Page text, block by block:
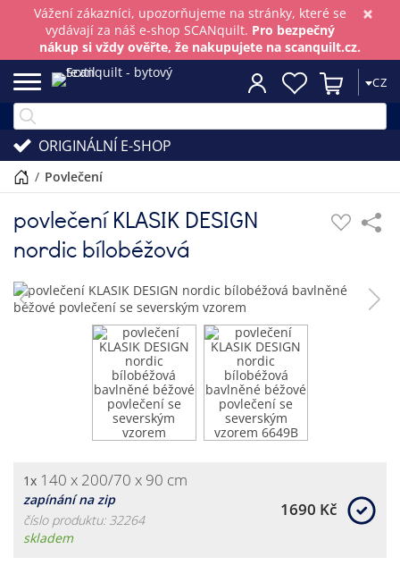
×
Vážení zákazníci, upozorňujeme na stránky, které se
vydávají za náš e-shop SCANquilt. Pro bezpečný
nákup si vždy ověřte, že nakupujete na scanquilt.cz.
CZ
ORIGINÁLNÍ E-SHOP
/ povlečení
povlečení KLASIK DESIGN
nordic bílobéžová
1x 140 x 200/70 x 90 cm
zapínání na zip
číslo produktu: 32264
skladem
1690 Kč